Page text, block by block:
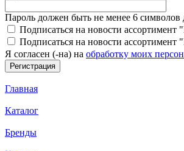
Пароль должен быть не менее 6 символов
Подписаться на новости
Подписаться на новости
Я согласен (-на) на обработку моих
Главная
Каталог
Бренды